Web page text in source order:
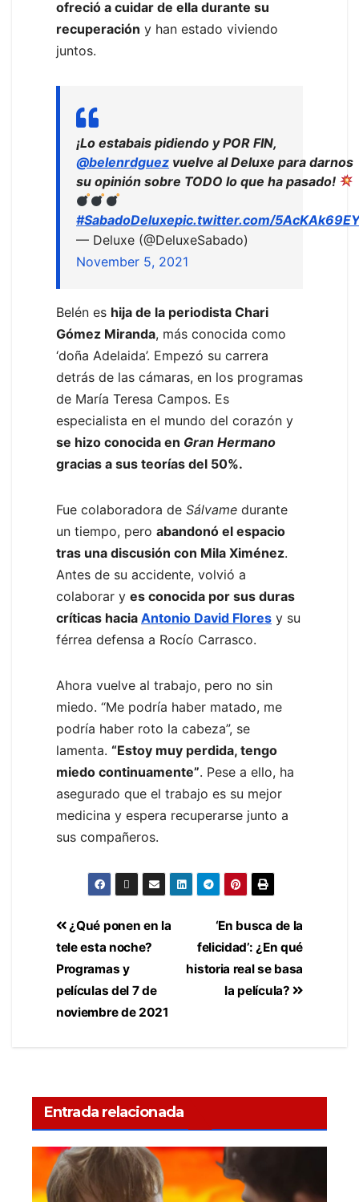
ofreció a cuidar de ella durante su
recuperación y han estado viviendo
juntos.
¡Lo estabais pidiendo y POR FIN,
@belenrdguez vuelve al Deluxe para darnos
su opinión sobre TODO lo que ha pasado!
#SabadoDeluxepic.twitter.com/
— Deluxe (@DeluxeSabado)
November 5, 2021
Belén es hija de la periodista Chari
Gómez Miranda, más conocida como
‘doña Adelaida’. Empezó su carrera
detrás de las cámaras, en los programas
de María Teresa Campos. Es
especialista en el mundo del corazón y
se hizo conocida en Gran Hermano
gracias a sus teorías del 50%.
Fue colaboradora de Sálvame durante
un tiempo, pero abandonó el espacio
tras una discusión con Mila Ximénez.
Antes de su accidente, volvió a
colaborar y es conocida por sus duras
críticas hacia Antonio David Flores y su
férrea defensa a Rocío Carrasco.
Ahora vuelve al trabajo, pero no sin
miedo. “Me podría haber matado, me
podría haber roto la cabeza”, se
lamenta. “Estoy muy perdida, tengo
miedo continuamente”. Pese a ello, ha
asegurado que el trabajo es su mejor
medicina y espera recuperarse junto a
sus compañeros.
‘En busca de la
felicidad’: ¿En qué
historia real se basa
la película?
¿Qué ponen en la
tele esta noche?
Programas y
películas del 7 de
noviembre de 2021
Entrada relacionada